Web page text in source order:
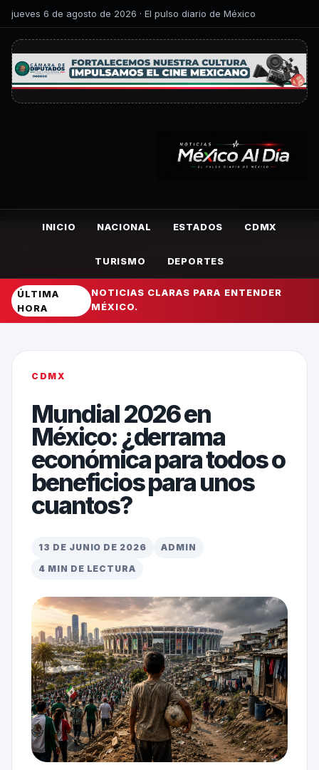
jueves 6 de agosto de 2026 · El pulso diario de México
INICIO NACIONAL ESTADOS CDMX
TURISMO DEPORTES
ÚLTIMA
HORA
NOTICIAS CLARAS PARA ENTENDER
MÉXICO.
CDMX
Mundial 2026 en
México: ¿derrama
económica para todos o
beneficios para unos
cuantos?
13 DE JUNIO DE 2026
ADMIN
4 MIN DE LECTURA